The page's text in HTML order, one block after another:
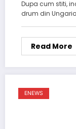
Dupa cum stiti,
drum din
Read More
ENEWS